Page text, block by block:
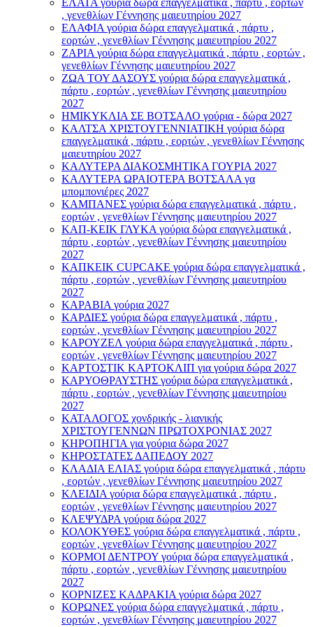
ΕΛΑΤΑ γούρια δώρα επαγγελματικά , πάρτυ , εορτών
, γενεθλίων Γέννησης μαιευτηρίου 2027
ΕΛΑΦΙΑ γούρια δώρα επαγγελματικά , πάρτυ ,
εορτών , γενεθλίων Γέννησης μαιευτηρίου 2027
ΖΑΡΙΑ γούρια δώρα επαγγελματικά , πάρτυ , εορτών ,
γενεθλίων Γέννησης μαιευτηρίου 2027
ΖΩΑ ΤΟΥ ΔΑΣΟΥΣ γούρια δώρα επαγγελματικά ,
πάρτυ , εορτών , γενεθλίων Γέννησης μαιευτηρίου
2027
ΗΜΙΚΥΚΛΙΑ ΣΕ ΒΟΤΣΑΛΟ γούρια - δώρα 2027
ΚΑΛΤΣΑ ΧΡΙΣΤΟΥΓΕΝΝΙΑΤΙΚΗ γούρια δώρα
επαγγελματικά , πάρτυ , εορτών , γενεθλίων Γέννησης
μαιευτηρίου 2027
ΚΑΛΥΤΕΡΑ ΔΙΑΚΟΣΜΗΤΙΚΑ ΓΟΥΡΙΑ 2027
ΚΑΛΥΤΕΡΑ ΩΡΑΙΟΤΕΡΑ ΒΟΤΣΑΛΑ γα
μπομπονιέρες 2027
ΚΑΜΠΑΝΕΣ γούρια δώρα επαγγελματικά , πάρτυ ,
εορτών , γενεθλίων Γέννησης μαιευτηρίου 2027
ΚΑΠ-ΚΕΙΚ ΓΛΥΚΑ γούρια δώρα επαγγελματικά ,
πάρτυ , εορτών , γενεθλίων Γέννησης μαιευτηρίου
2027
ΚΑΠΚΕΙΚ CUPCAKE γούρια δώρα επαγγελματικά ,
πάρτυ , εορτών , γενεθλίων Γέννησης μαιευτηρίου
2027
ΚΑΡΑΒΙΑ γούρια 2027
ΚΑΡΔΙΕΣ γούρια δώρα επαγγελματικά , πάρτυ ,
εορτών , γενεθλίων Γέννησης μαιευτηρίου 2027
ΚΑΡΟΥΖΕΛ γούρια δώρα επαγγελματικά , πάρτυ ,
εορτών , γενεθλίων Γέννησης μαιευτηρίου 2027
ΚΑΡΤΟΣΤΙΚ ΚΑΡΤΟΚΛΙΠ για γούρια δώρα 2027
ΚΑΡΥΟΘΡΑΥΣΤΗΣ γούρια δώρα επαγγελματικά ,
πάρτυ , εορτών , γενεθλίων Γέννησης μαιευτηρίου
2027
ΚΑΤΑΛΟΓΟΣ χονδρικής - λιανικής
ΧΡΙΣΤΟΥΓΕΝΝΩΝ ΠΡΩΤΟΧΡΟΝΙΑΣ 2027
ΚΗΡΟΠΗΓΙΑ για γούρια δώρα 2027
ΚΗΡΟΣΤΑΤΕΣ ΔΑΠΕΔΟΥ 2027
ΚΛΑΔΙΑ ΕΛΙΑΣ γούρια δώρα επαγγελματικά , πάρτυ
, εορτών , γενεθλίων Γέννησης μαιευτηρίου 2027
ΚΛΕΙΔΙΑ γούρια δώρα επαγγελματικά , πάρτυ ,
εορτών , γενεθλίων Γέννησης μαιευτηρίου 2027
ΚΛΕΨΥΔΡΑ γούρια δώρα 2027
ΚΟΛΟΚΥΘΕΣ γούρια δώρα επαγγελματικά , πάρτυ ,
εορτών , γενεθλίων Γέννησης μαιευτηρίου 2027
ΚΟΡΜΟΙ ΔΕΝΤΡΟΥ γούρια δώρα επαγγελματικά ,
πάρτυ , εορτών , γενεθλίων Γέννησης μαιευτηρίου
2027
ΚΟΡΝΙΖΕΣ ΚΑΔΡΑΚΙΑ γούρια δώρα 2027
ΚΟΡΩΝΕΣ γούρια δώρα επαγγελματικά , πάρτυ ,
εορτών , γενεθλίων Γέννησης μαιευτηρίου 2027